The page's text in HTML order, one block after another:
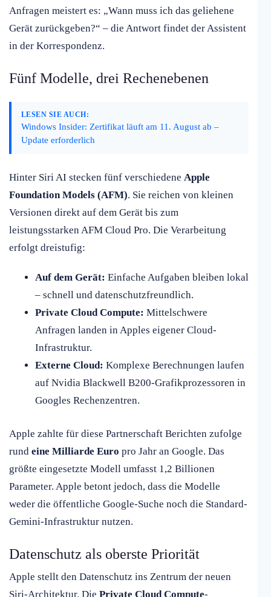
Anfragen meistert es: „Wann muss ich das geliehene
Gerät zurückgeben?“ – die Antwort findet der Assistent
in der Korrespondenz.
Fünf Modelle, drei Rechenebenen
LESEN SIE AUCH:
Windows Insider: Zertifikat läuft am 11. August ab –
Update erforderlich
Hinter Siri AI stecken fünf verschiedene Apple
Foundation Models (AFM). Sie reichen von kleinen
Versionen direkt auf dem Gerät bis zum
leistungsstarken AFM Cloud Pro. Die Verarbeitung
erfolgt dreistufig:
Auf dem Gerät: Einfache Aufgaben bleiben lokal
– schnell und datenschutzfreundlich.
Private Cloud Compute: Mittelschwere
Anfragen landen in Apples eigener Cloud-
Infrastruktur.
Externe Cloud: Komplexe Berechnungen laufen
auf Nvidia Blackwell B200-Grafikprozessoren in
Googles Rechenzentren.
Apple zahlte für diese Partnerschaft Berichten zufolge
rund eine Milliarde Euro pro Jahr an Google. Das
größte eingesetzte Modell umfasst 1,2 Billionen
Parameter. Apple betont jedoch, dass die Modelle
weder die öffentliche Google-Suche noch die Standard-
Gemini-Infrastruktur nutzen.
Datenschutz als oberste Priorität
Apple stellt den Datenschutz ins Zentrum der neuen
Siri-Architektur. Die Private Cloud Compute-